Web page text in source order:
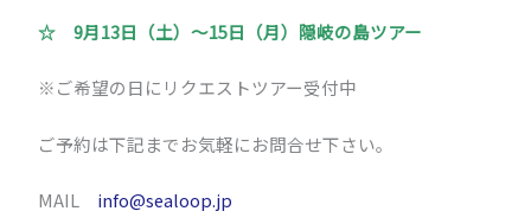
☆ 9月13日（土）～15日（月）隠岐の島ツアー
※ご希望の日にリクエストツアー受付中
ご予約は下記までお気軽にお問合せ下さい。
MAIL info@sealoop.jp